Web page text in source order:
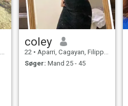
coley
22 • Aparri, Cagayan, Filippinerne
Søger: Mand 25 - 45